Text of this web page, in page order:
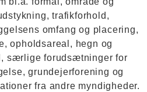
trafikforhold,
omfang og placering,
opholdsareal, hegn og
særlige forudsætninger for
grundejerforening og
fra andre myndigheder.